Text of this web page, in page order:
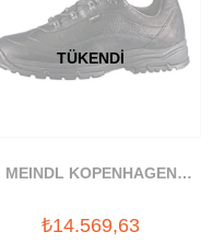
TÜKENDI
MEINDL KOPENHAGEN
₺14.569,63